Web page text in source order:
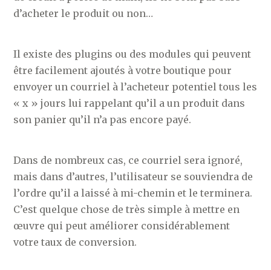
d’acheter le produit ou non…
Il existe des plugins ou des modules qui peuvent
être facilement ajoutés à votre boutique pour
envoyer un courriel à l’acheteur potentiel tous les
« x » jours lui rappelant qu’il a un produit dans
son panier qu’il n’a pas encore payé.
Dans de nombreux cas, ce courriel sera ignoré,
mais dans d’autres, l’utilisateur se souviendra de
l’ordre qu’il a laissé à mi-chemin et le terminera.
C’est quelque chose de très simple à mettre en
œuvre qui peut améliorer considérablement
votre taux de conversion.